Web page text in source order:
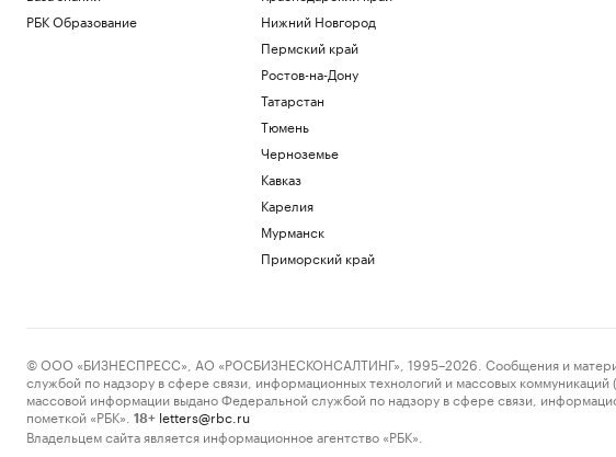
РБК Образование
Нижний Новгород
Пермский край
Ростов-на-Дону
Татарстан
Тюмень
Черноземье
Кавказ
Карелия
Мурманск
Приморский край
© ООО «БИЗНЕСПРЕСС», АО «РОСБИЗНЕСКОНСАЛТИНГ», 1995–2026. Сообщения и
службой по надзору в сфере связи, информационных технологий и массовых
массовой информации выдано Федеральной службой по надзору в сфере связи,
пометкой «РБК».
18+ letters@rbc.ru
Владельцем сайта является информационное агентство «РБК».